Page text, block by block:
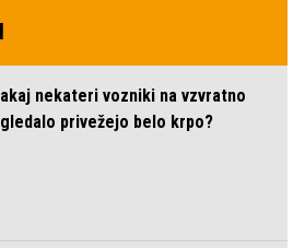
nekateri vozniki na vzvratno
privežejo belo krpo?